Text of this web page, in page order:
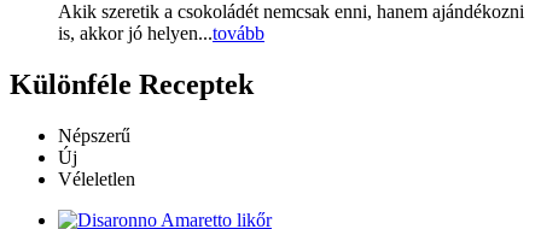
Akik szeretik a csokoládét nemcsak enni, hanem ajándékozni
is, akkor jó helyen...tovább
Különféle Receptek
Népszerű
Új
Véleletlen